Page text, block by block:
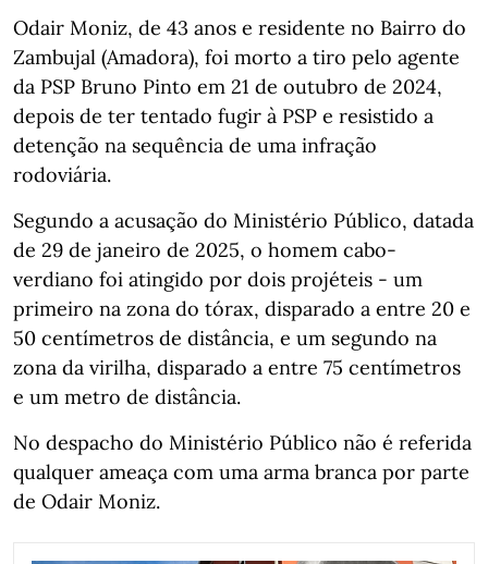
Odair Moniz, de 43 anos e residente no Bairro do
Zambujal (Amadora), foi morto a tiro pelo agente
da PSP Bruno Pinto em 21 de outubro de 2024,
depois de ter tentado fugir à PSP e resistido a
detenção na sequência de uma infração
rodoviária.
Segundo a acusação do Ministério Público, datada
de 29 de janeiro de 2025, o homem cabo-
verdiano foi atingido por dois projéteis - um
primeiro na zona do tórax, disparado a entre 20 e
50 centímetros de distância, e um segundo na
zona da virilha, disparado a entre 75 centímetros
e um metro de distância.
No despacho do Ministério Público não é referida
qualquer ameaça com uma arma branca por parte
de Odair Moniz.